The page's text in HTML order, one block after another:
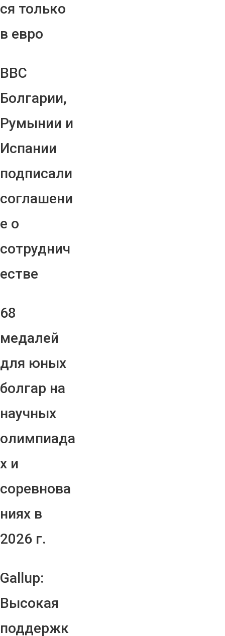
ся только
в евро
ВВС
Болгарии,
Румынии и
Испании
подписали
соглашени
е о
сотруднич
естве
68
медалей
для юных
болгар на
научных
олимпиада
х и
соревнова
ниях в
2026 г.
Gallup:
Высокая
поддержк